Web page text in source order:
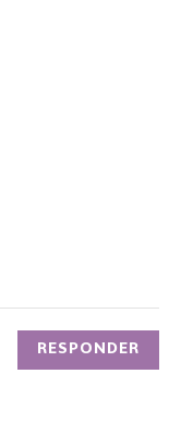
RESPONDER